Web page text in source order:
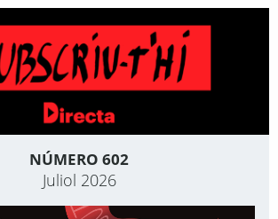
NÚMERO 602
Juliol 2026